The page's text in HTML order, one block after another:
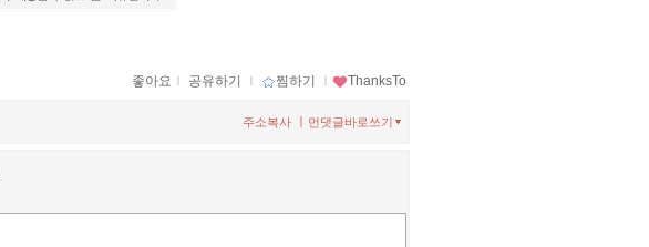
좋아요 ｌ 공유하기 ｌ 찜하기 ｌ ThanksTo
먼댓글바로쓰기
주소복사